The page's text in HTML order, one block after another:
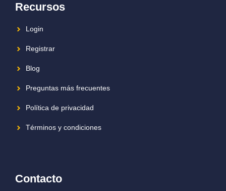
Recursos
Login
Registrar
Blog
Preguntas más frecuentes
Política de privacidad
Términos y condiciones
Contacto